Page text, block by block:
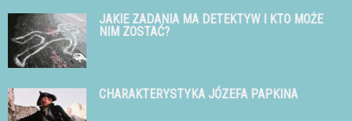
JAKIE ZADANIA MA DETEKTYW I KTO MOŻE
NIM ZOSTAĆ?
CHARAKTERYSTYKA JÓZEFA PAPKINA